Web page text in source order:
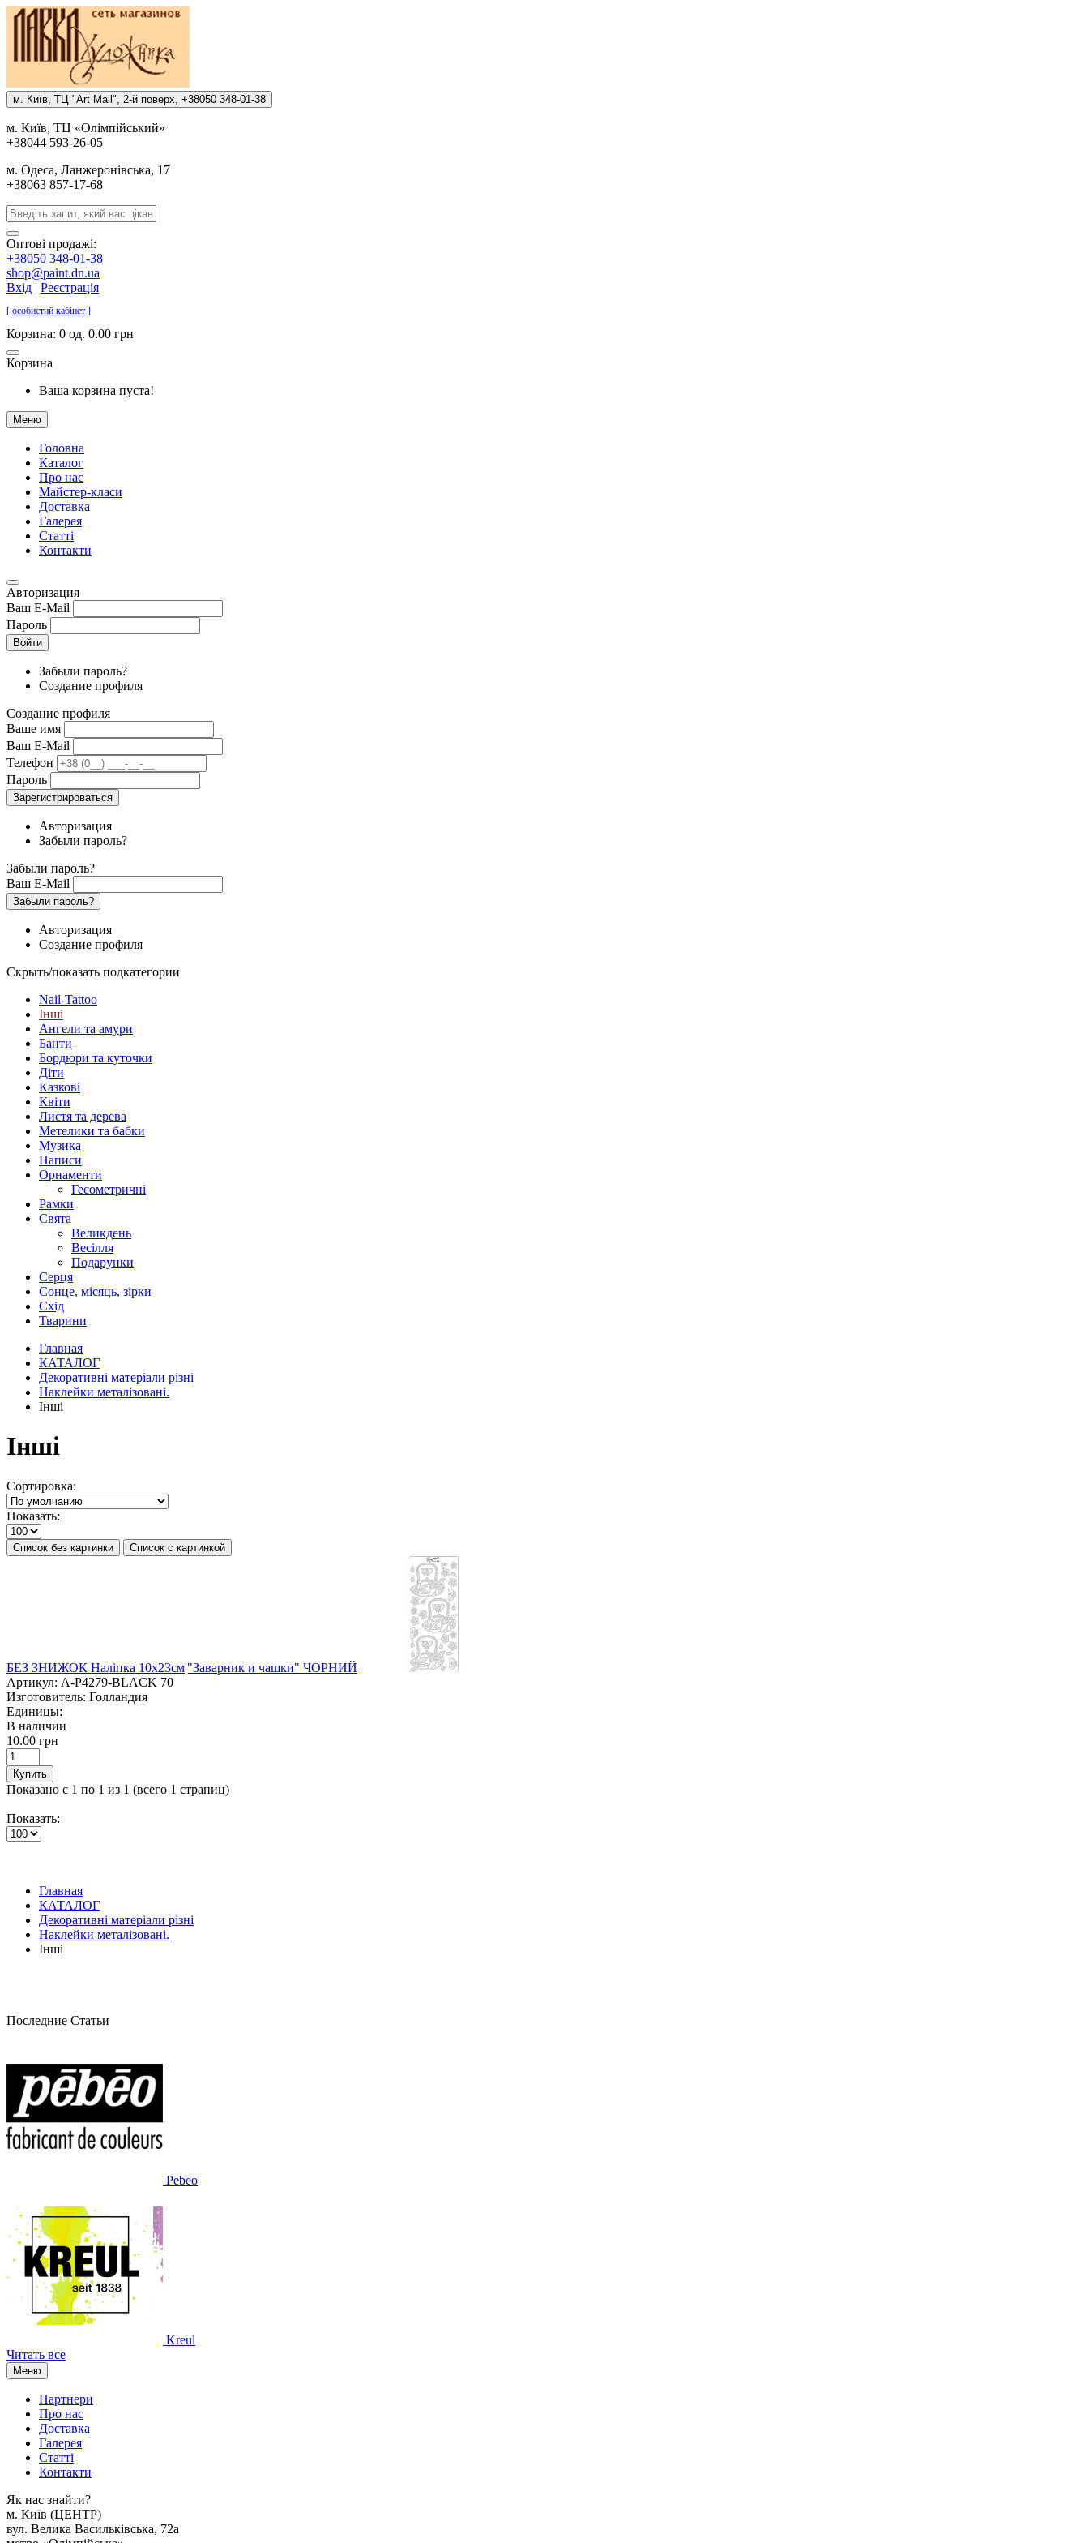
м. Киïв, ТЦ "Art Mall", 2-й поверх, +38050 348-01-38
м. Киïв, ТЦ «Олiмпiйський»
+38044 593-26-05
м. Одеса, Ланжеронiвська, 17
+38063 857-17-68
Оптові продажі:
+38050 348-01-38
shop@paint.dn.ua
Вхід | Реєстрація
[ особистий кабінет ]
Корзина: 0 од. 0.00 грн
Корзина
Ваша корзина пуста!
Меню
Головна
Каталог
Про нас
Майстер-класи
Доставка
Галерея
Статтi
Контакти
Авторизация
Ваш E-Mail
Пароль
Войти
Забыли пароль?
Создание профиля
Создание профиля
Ваше имя
Ваш E-Mail
Телефон
Пароль
Зарегистрироваться
Авторизация
Забыли пароль?
Забыли пароль?
Ваш E-Mail
Забыли пароль?
Авторизация
Создание профиля
Скрыть/показать подкатегории
Nail-Tattoo
Інші
Ангели та амури
Банти
Бордюри та куточки
Діти
Казкові
Квіти
Листя та дерева
Метелики та бабки
Музика
Написи
Орнаменти
Геєометричні
Рамки
Свята
Великдень
Весілля
Подарунки
Серця
Сонце, місяць, зірки
Схід
Тварини
Главная
КАТАЛОГ
Декоративні матеріали різні
Наклейки металізовані.
Інші
Інші
Сортировка:
Показать:
Список без картинки Список с картинкой
БЕЗ ЗНИЖОК Наліпка 10х23см|"Заварник и чашки" ЧОРНИЙ
Артикул: A-P4279-BLACK 70
Изготовитель: Голландия
Единицы:
В наличии
10.00 грн
Купить
Показано с 1 по 1 из 1 (всего 1 страниц)
Показать:
Главная
КАТАЛОГ
Декоративні матеріали різні
Наклейки металізовані.
Інші
Последние Статьи
Pebeo
Kreul
Читать все
Меню
Партнери
Про нас
Доставка
Галерея
Статтi
Контакти
Як наc знайти?
м. Киïв (ЦЕНТР)
вул. Велика Васильківська, 72а